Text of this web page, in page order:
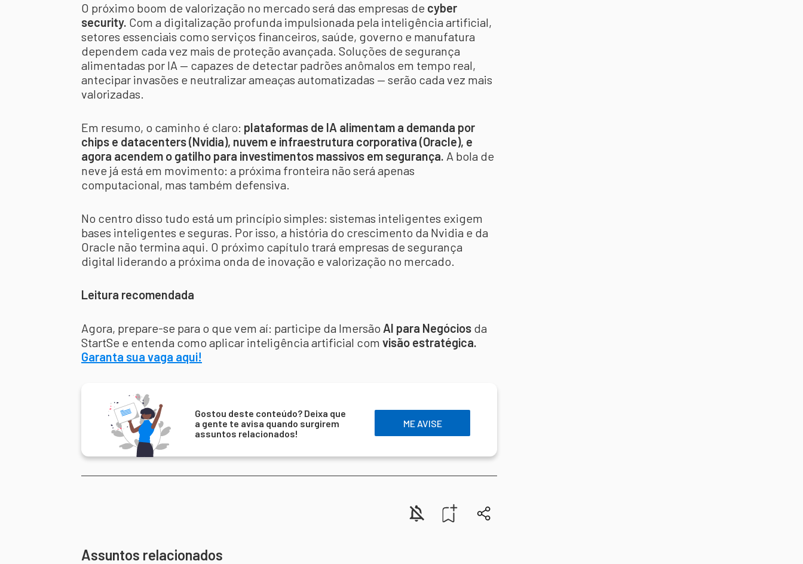
O próximo boom de valorização no mercado será das empresas de cyber
security. Com a digitalização profunda impulsionada pela inteligência artificial,
setores essenciais como serviços financeiros, saúde, governo e manufatura
dependem cada vez mais de proteção avançada. Soluções de segurança
alimentadas por IA — capazes de detectar padrões anômalos em tempo real,
antecipar invasões e neutralizar ameaças automatizadas — serão cada vez mais
valorizadas.
Em resumo, o caminho é claro: plataformas de IA alimentam a demanda por
chips e datacenters (Nvidia), nuvem e infraestrutura corporativa (Oracle), e
agora acendem o gatilho para investimentos massivos em segurança. A bola de
neve já está em movimento: a próxima fronteira não será apenas
computacional, mas também defensiva.
No centro disso tudo está um princípio simples: sistemas inteligentes exigem
bases inteligentes e seguras. Por isso, a história do crescimento da Nvidia e da
Oracle não termina aqui. O próximo capítulo trará empresas de segurança
digital liderando a próxima onda de inovação e valorização no mercado.
Leitura recomendada
Agora, prepare-se para o que vem aí: participe da Imersão AI para Negócios da
StartSe e entenda como aplicar inteligência artificial com visão estratégica.
Garanta sua vaga aqui!
Gostou deste conteúdo? Deixa que
a gente te avisa quando surgirem
assuntos relacionados!
ME AVISE
Assuntos relacionados